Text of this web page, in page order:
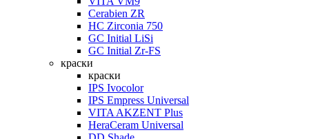
Cerabien ZR
HC Zirconia 750
GC Initial LiSi
GC Initial Zr-FS
краски
краски
IPS Ivocolor
IPS Empress Universal
VITA AKZENT Plus
HeraCeram Universal